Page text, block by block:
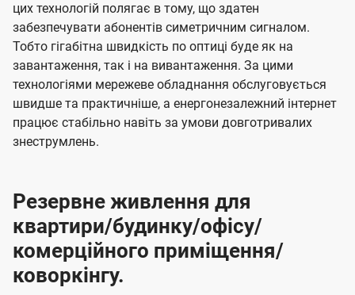
цих технологій полягає в тому, що здатен
забезпечувати абонентів симетричним сигналом.
Тобто гігабітна швидкість по оптиці буде як на
завантаження, так і на вивантаження. За цими
технологіями мережеве обладнання обслуговується
швидше та практичніше, а енергонезалежний інтернет
працює стабільно навіть за умови довготривалих
знеструмлень.
Резервне живлення для
квартири/будинку/офісу/
комерційного приміщення/
коворкінгу.